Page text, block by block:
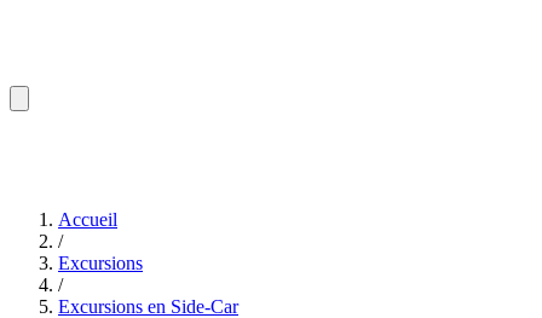
Accueil
/
Excursions
/
Excursions en Side-Car